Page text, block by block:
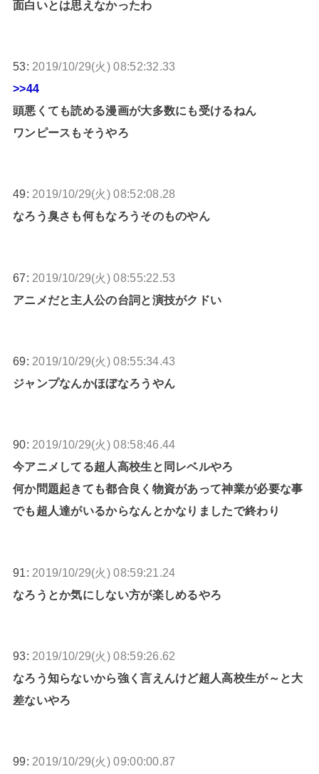
面白いとは思えなかったわ
53: 2019/10/29(火) 08:52:32.33
>>44
頭悪くても読める漫画が大多数にも受けるねん
ワンピースもそうやろ
49: 2019/10/29(火) 08:52:08.28
なろう臭さも何もなろうそのものやん
67: 2019/10/29(火) 08:55:22.53
アニメだと主人公の台詞と演技がクドい
69: 2019/10/29(火) 08:55:34.43
ジャンプなんかほぼなろうやん
90: 2019/10/29(火) 08:58:46.44
今アニメしてる超人高校生と同レベルやろ
何か問題起きても都合良く物資があって神業が必要な事
でも超人達がいるからなんとかなりましたで終わり
91: 2019/10/29(火) 08:59:21.24
なろうとか気にしない方が楽しめるやろ
93: 2019/10/29(火) 08:59:26.62
なろう知らないから強く言えんけど超人高校生が～と大
差ないやろ
99: 2019/10/29(火) 09:00:00.87